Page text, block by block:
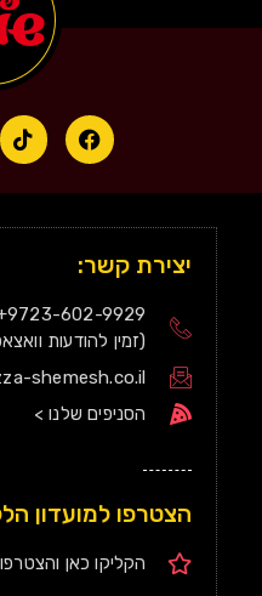
יצירת קשר:
9723-602-9929+
(זמין להודעות
shemesh.co.il
הסניפים שלנו >
הצטרפו למועדון
הקליקו כאן